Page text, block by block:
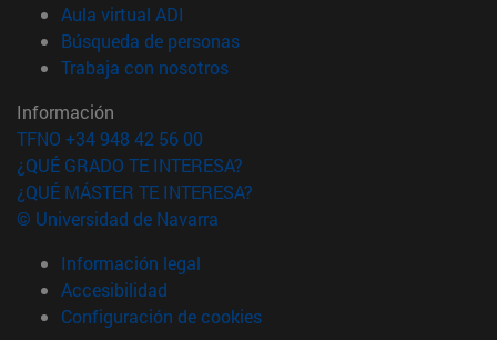
Aula virtual ADI
Búsqueda de personas(abre en nueva ventana)
Trabaja con nosotros(abre en nueva ventana)
Información
TFNO +34 948 42 56 00
¿QUÉ GRADO TE INTERESA?
¿QUÉ MÁSTER TE INTERESA?
© Universidad de Navarra
Información legal
Accesibilidad
Configuración de cookies